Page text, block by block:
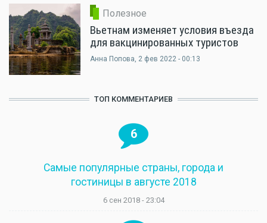
Полезное
Вьетнам изменяет условия въезда
для вакцинированных туристов
Анна Попова, 2 фев 2022 - 00:13
ТОП КОММЕНТАРИЕВ
6
Самые популярные страны, города и
гостиницы в августе 2018
6 сен 2018 - 23:04